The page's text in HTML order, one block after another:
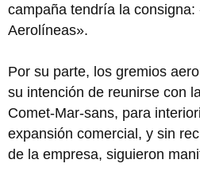
campaña tendría la
Aerolíneas».
Por su parte, los gremios
su intención de reunirse con
Comet-Mar-sans, para
expansión comercial, y sin
de la empresa, siguieron